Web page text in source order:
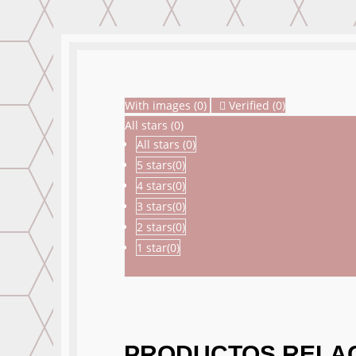
With images (0) Verified (0)
All stars (0)
All stars (0)
5 stars(0)
4 stars(0)
3 stars(0)
2 stars(0)
1 star(0)